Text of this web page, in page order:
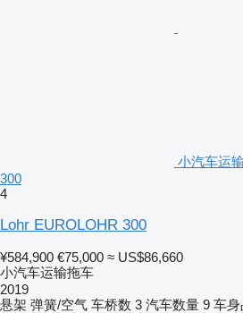
小汽车运
300
4
Lohr EUROLOHR 300
¥584,900 €75,000 ≈ US$86,660
小汽车运输拖车
2019
悬架 弹簧/空气 车桥数 3 汽车数量 9 车